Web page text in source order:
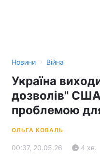
Новини › Війна
Україна
дозволів"
проблемою
ОЛЬГА КОВАЛЬ
00:37, 20.05.26 4 хв.